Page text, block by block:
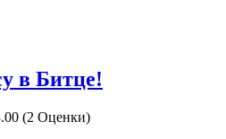
в Битце!
(2 Оценки)